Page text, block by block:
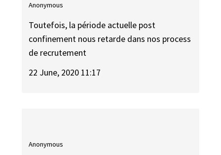
Anonymous
Toutefois, la période actuelle post
confinement nous retarde dans nos process
de recrutement
22 June, 2020 11:17
Anonymous